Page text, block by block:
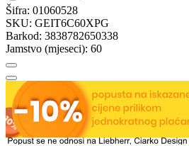
Šifra: 01060528
SKU: GEIT6C60XPG
Barkod: 3838782650338
Jamstvo (mjeseci): 60